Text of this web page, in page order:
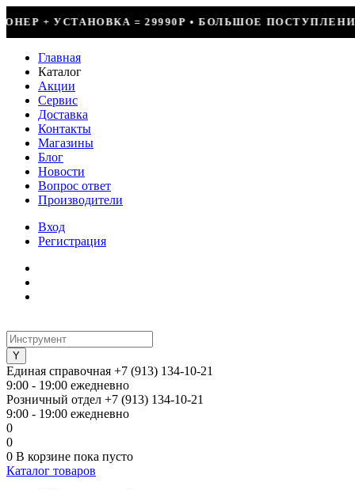
• БОЛЬШОЕ ПОСТУПЛЕНИЕ ФРЕОНА • СКИДКИ
Главная
Каталог
Акции
Сервис
Доставка
Контакты
Магазины
Блог
Новости
Вопрос ответ
Производители
Вход
Регистрация
Единая справочная +7 (913) 134-10-21
9:00 - 19:00 ежедневно
Розничный отдел +7 (913) 134-10-21
9:00 - 19:00 ежедневно
0
0
0 В корзине пока пусто
Каталог товаров